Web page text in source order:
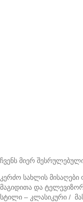
ჩვენს მიერ
კერძო სახლის
მაგიდითა და
სტილი – კლასიკური /